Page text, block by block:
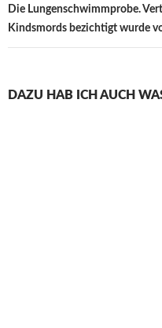
Die Lungenschwimmprobe.
Kindsmords bezichtigt wurde
DAZU HAB ICH AUCH